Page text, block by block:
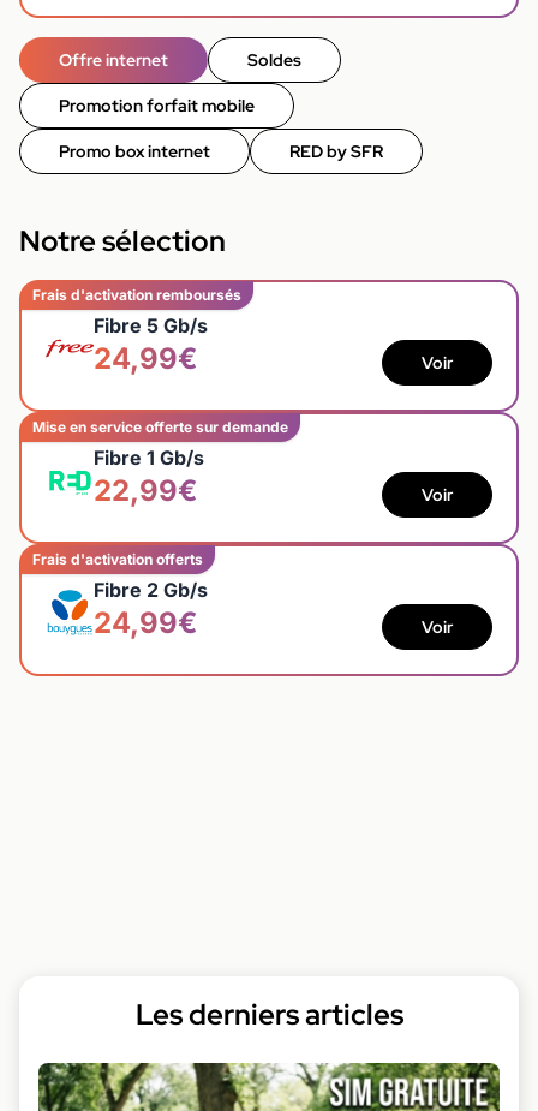
Offre internet Soldes
Promotion forfait mobile
Promo box internet RED by SFR
Notre sélection
Frais d'activation remboursés
Fibre 5 Gb/s
24,99€ Voir
Mise en service offerte sur demande
Fibre 1 Gb/s
22,99€ Voir
Frais d'activation offerts
Fibre 2 Gb/s
24,99€ Voir
Les derniers articles